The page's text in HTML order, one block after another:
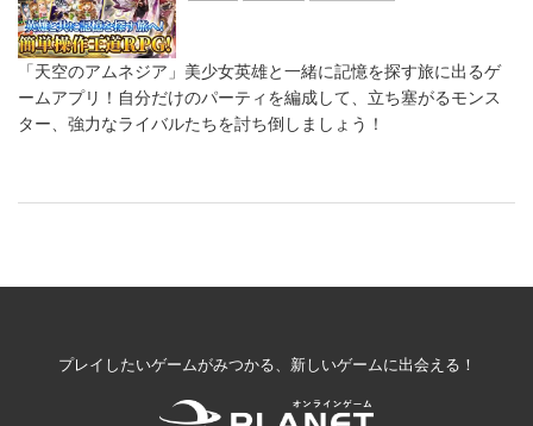
「天空のアムネジア」美少女英雄と一緒に記憶を探す旅に出るゲ
ームアプリ！自分だけのパーティを編成して、立ち塞がるモンス
ター、強力なライバルたちを討ち倒しましょう！
プレイしたいゲームがみつかる、新しいゲームに出会える！